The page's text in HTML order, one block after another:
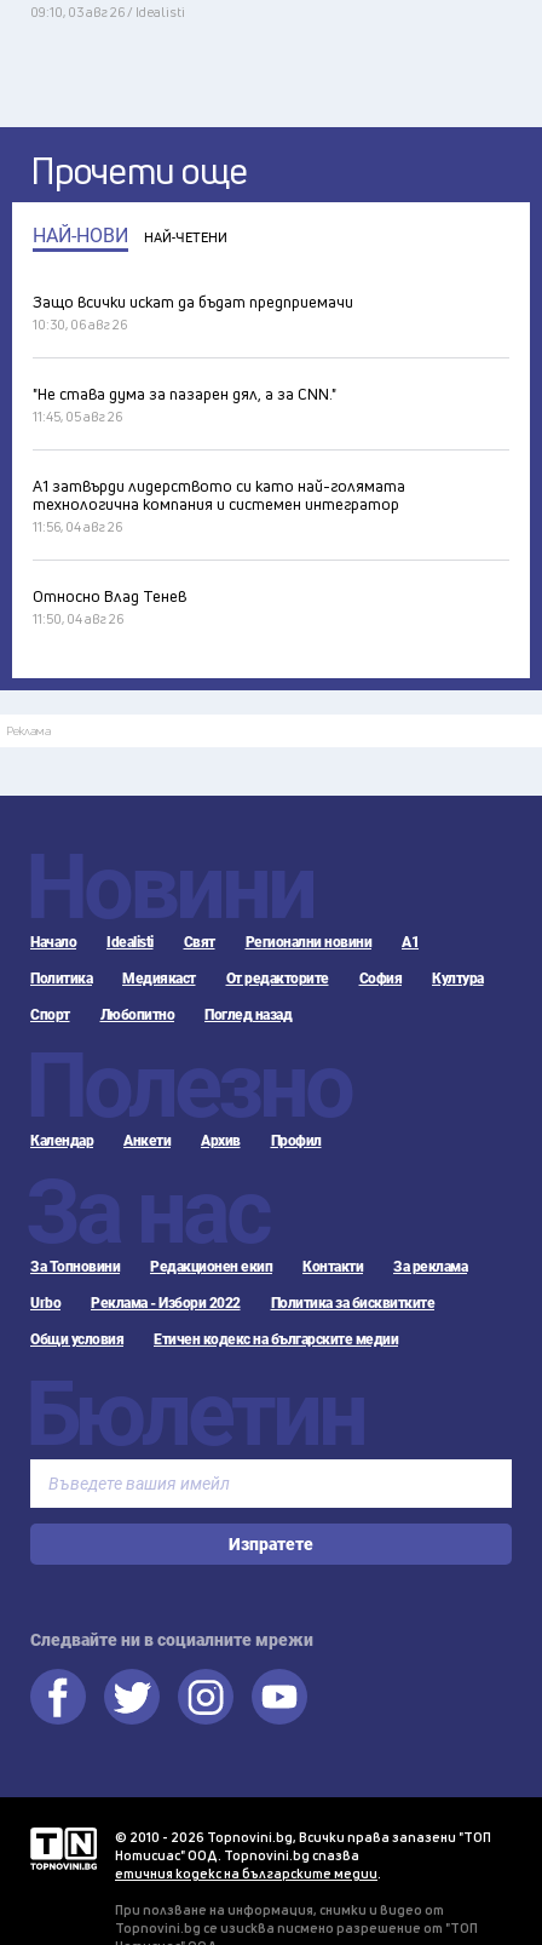
09:10, 03 авг 26 / Idealisti
Прочети още
НАЙ-НОВИ НАЙ-ЧЕТЕНИ
Защо всички искат да бъдат предприемачи
10:30, 06 авг 26
"Не става дума за пазарен дял, а за CNN."
11:45, 05 авг 26
А1 затвърди лидерството си като най-голямата
технологична компания и системен интегратор
11:56, 04 авг 26
Относно Влад Тенев
11:50, 04 авг 26
Реклама
Новини
Начало Idealisti Свят Регионални новини А1
Политика Медиякаст От редакторите София Култура
Спорт Любопитно Поглед назад
Полезно
Календар Анкети Архив Профил
За нас
За Топновини Редакционен екип Контакти За реклама
Urbo Реклама - Избори 2022 Политика за бисквитките
Общи условия Етичен кодекс на българските медии
Бюлетин
Изпратете
Следвайте ни в социалните мрежи
© 2010 - 2026 Topnovini.bg, Всички права запазени "ТОП
Нотисиас" ООД. Topnovini.bg спазва
етичния кодекс на българските медии.
При ползване на информация, снимки и видео от
Topnovini.bg се изисква писмено разрешение от "ТОП